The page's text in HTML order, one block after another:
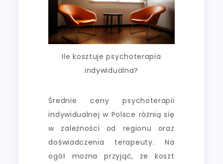
Ile kosztuje psychoterapia
indywidualna?
Średnie ceny psychoterapii
indywidualnej w Polsce różnią się
w zależności od regionu oraz
doświadczenia terapeuty. Na
ogół można przyjąć, że koszt